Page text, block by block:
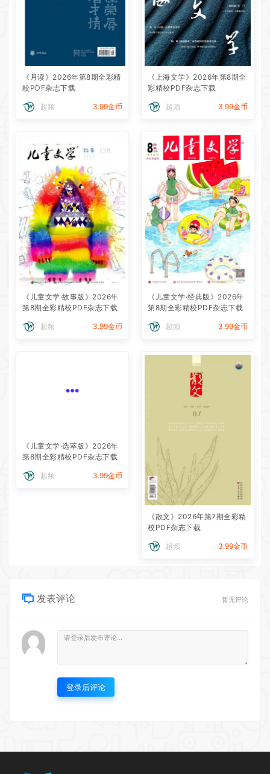
《月读》2026年第8期全彩精
校PDF杂志下载
超频 3.99金币
《上海文学》2026年第8期全
彩精校PDF杂志下载
超频 3.99金币
《儿童文学·故事版》2026年
第8期全彩精校PDF杂志下载
超频 3.99金币
《儿童文学·经典版》2026年
第8期全彩精校PDF杂志下载
超频 3.99金币
《儿童文学·选萃版》2026年
第8期全彩精校PDF杂志下载
超频 3.99金币
《散文》2026年第7期全彩精
校PDF杂志下载
超频 3.99金币
发表评论 暂无评论
登录后评论